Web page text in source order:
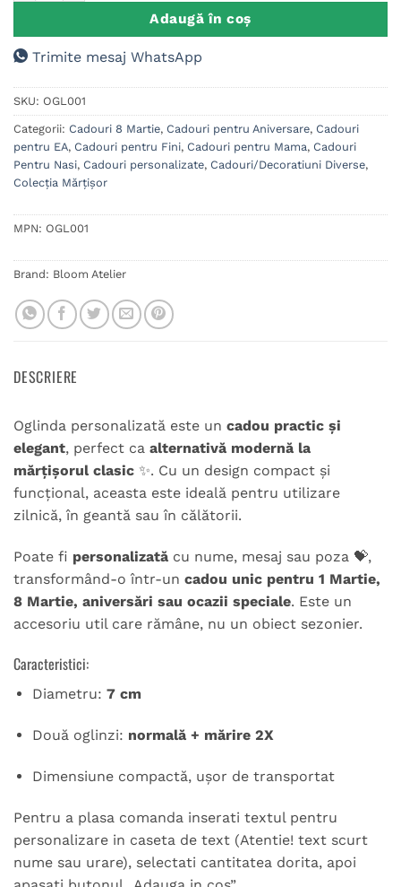
Adaugă în coș
Trimite mesaj WhatsApp
SKU: OGL001
Categorii: Cadouri 8 Martie, Cadouri pentru Aniversare, Cadouri
pentru EA, Cadouri pentru Fini, Cadouri pentru Mama, Cadouri
Pentru Nasi, Cadouri personalizate, Cadouri/Decoratiuni Diverse,
Colecția Mărțișor
MPN: OGL001
Brand: Bloom Atelier
DESCRIERE
Oglinda personalizată este un cadou practic și
elegant, perfect ca alternativă modernă la
mărțișorul clasic ✨. Cu un design compact și
funcțional, aceasta este ideală pentru utilizare
zilnică, în geantă sau în călătorii.
Poate fi personalizată cu nume, mesaj sau poza 💝,
transformând-o într-un cadou unic pentru 1 Martie,
8 Martie, aniversări sau ocazii speciale. Este un
accesoriu util care rămâne, nu un obiect sezonier.
Caracteristici:
Diametru: 7 cm
Două oglinzi: normală + mărire 2X
Dimensiune compactă, ușor de transportat
Pentru a plasa comanda inserati textul pentru
personalizare in caseta de text (Atentie! text scurt
nume sau urare), selectati cantitatea dorita, apoi